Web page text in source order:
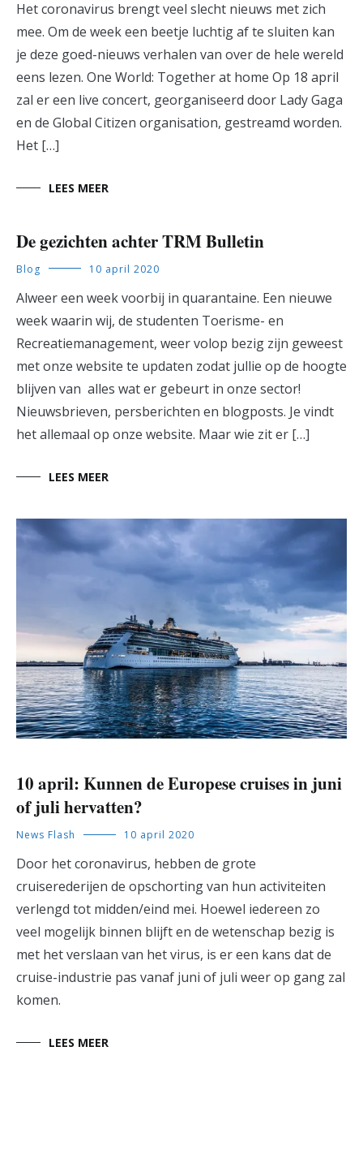
Het coronavirus brengt veel slecht nieuws met zich
mee. Om de week een beetje luchtig af te sluiten kan
je deze goed-nieuws verhalen van over de hele wereld
eens lezen. One World: Together at home Op 18 april
zal er een live concert, georganiseerd door Lady Gaga
en de Global Citizen organisation, gestreamd worden.
Het […]
LEES MEER
De gezichten achter TRM Bulletin
Blog 10 april 2020
Alweer een week voorbij in quarantaine. Een nieuwe
week waarin wij, de studenten Toerisme- en
Recreatiemanagement, weer volop bezig zijn geweest
met onze website te updaten zodat jullie op de hoogte
blijven van alles wat er gebeurt in onze sector!
Nieuwsbrieven, persberichten en blogposts. Je vindt
het allemaal op onze website. Maar wie zit er […]
LEES MEER
10 april: Kunnen de Europese cruises in juni
of juli hervatten?
News Flash 10 april 2020
Door het coronavirus, hebben de grote
cruiserederijen de opschorting van hun activiteiten
verlengd tot midden/eind mei. Hoewel iedereen zo
veel mogelijk binnen blijft en de wetenschap bezig is
met het verslaan van het virus, is er een kans dat de
cruise-industrie pas vanaf juni of juli weer op gang zal
komen.
LEES MEER